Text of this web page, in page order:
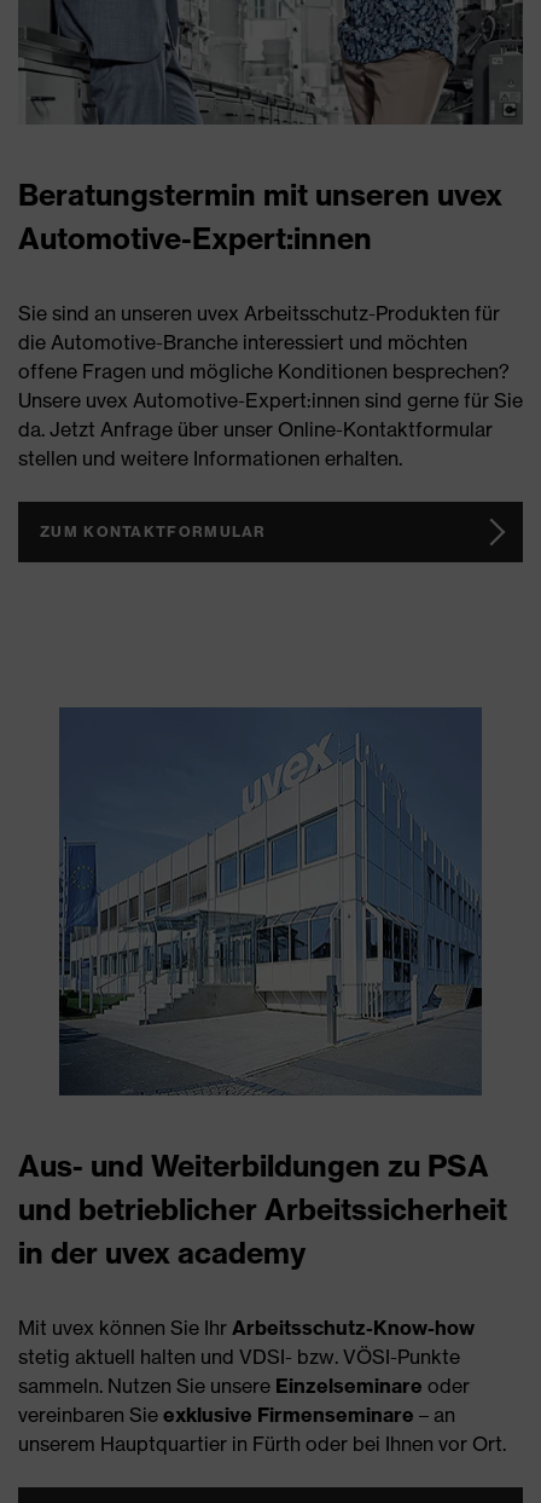
Beratungstermin mit unseren uvex
Automotive-Expert:innen
Sie sind an unseren uvex Arbeitsschutz-Produkten für
die Automotive-Branche interessiert und möchten
offene Fragen und mögliche Konditionen besprechen?
Unsere uvex Automotive-Expert:innen sind gerne für Sie
da. Jetzt Anfrage über unser Online-Kontaktformular
stellen und weitere Informationen erhalten.
ZUM KONTAKTFORMULAR
Aus- und Weiterbildungen zu PSA
und betrieblicher Arbeitssicherheit
in der uvex academy
Mit uvex können Sie Ihr Arbeitsschutz-Know-how
stetig aktuell halten und VDSI- bzw. VÖSI-Punkte
sammeln. Nutzen Sie unsere Einzelseminare oder
vereinbaren Sie exklusive Firmenseminare – an
unserem Hauptquartier in Fürth oder bei Ihnen vor Ort.